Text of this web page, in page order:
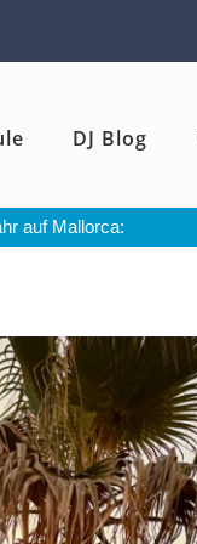
DJ Blog
auf Mallorca: